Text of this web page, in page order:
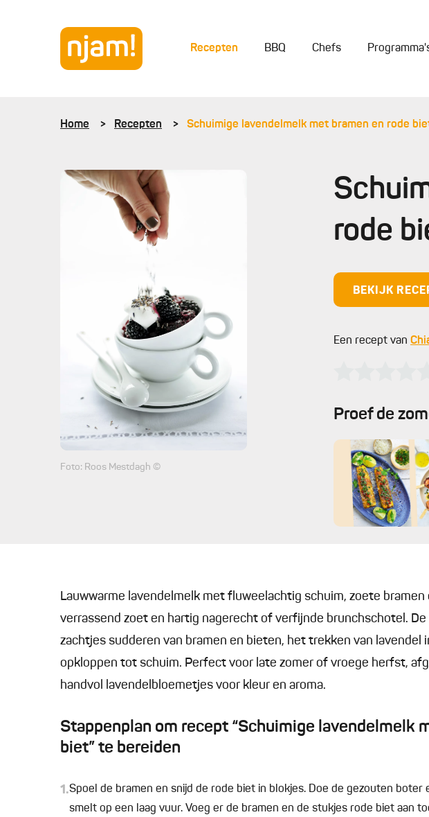
Recepten BBQ Chefs
Home Recepten Schuimige lavendelmelk met bramen en rode
Foto: Roos Mestdagh ©
rode
BEKIJK
Een recept van
Proef de
Lauwwarme lavendelmelk met fluweelachtig schuim, zoete bramen
verrassend zoet en hartig nagerecht of verfijnde brunchschotel.
zachtjes sudderen van bramen en bieten, het trekken van lavendel
opkloppen tot schuim. Perfect voor late zomer of vroege herfst,
handvol lavendelbloemetjes voor kleur en aroma.
Stappenplan om recept “Schuimige lavendelmelk
biet” te bereiden
1.Spoel de bramen en snijd de rode biet in blokjes. Doe de gezouten boter
smelt op een laag vuur. Voeg er de bramen en de stukjes rode biet aan